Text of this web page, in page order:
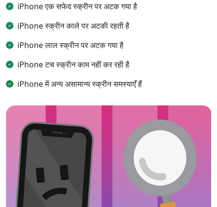
iPhone एक सफेद स्क्रीन पर अटक गया है
iPhone स्क्रीन काले पर अटकी रहती है
iPhone लाल स्क्रीन पर अटक गया है
iPhone टच स्क्रीन काम नहीं कर रही है
iPhone में अन्य असामान्य स्क्रीन समस्याएँ हैं